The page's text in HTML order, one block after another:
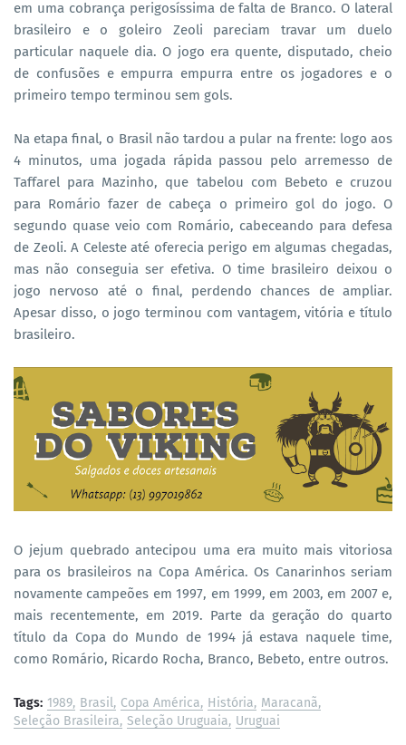
em uma cobrança perigosíssima de falta de Branco. O lateral
brasileiro e o goleiro Zeoli pareciam travar um duelo
particular naquele dia. O jogo era quente, disputado, cheio
de confusões e empurra empurra entre os jogadores e o
primeiro tempo terminou sem gols.
Na etapa final, o Brasil não tardou a pular na frente: logo aos
4 minutos, uma jogada rápida passou pelo arremesso de
Taffarel para Mazinho, que tabelou com Bebeto e cruzou
para Romário fazer de cabeça o primeiro gol do jogo. O
segundo quase veio com Romário, cabeceando para defesa
de Zeoli. A Celeste até oferecia perigo em algumas chegadas,
mas não conseguia ser efetiva. O time brasileiro deixou o
jogo nervoso até o final, perdendo chances de ampliar.
Apesar disso, o jogo terminou com vantagem, vitória e título
brasileiro.
O jejum quebrado antecipou uma era muito mais vitoriosa
para os brasileiros na Copa América. Os Canarinhos seriam
novamente campeões em 1997, em 1999, em 2003, em 2007 e,
mais recentemente, em 2019. Parte da geração do quarto
título da Copa do Mundo de 1994 já estava naquele time,
como Romário, Ricardo Rocha, Branco, Bebeto, entre outros.
Tags: 1989 Brasil Copa América História Maracanã
Seleção Brasileira Seleção Uruguaia Uruguai